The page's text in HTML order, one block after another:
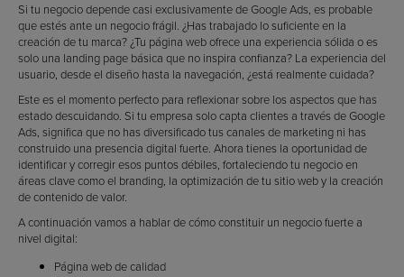
Si tu negocio depende casi exclusivamente de Google Ads, es probable
que estés ante un negocio frágil. ¿Has trabajado lo suficiente en la
creación de tu marca? ¿Tu página web ofrece una experiencia sólida o es
solo una landing page básica que no inspira confianza? La experiencia del
usuario, desde el diseño hasta la navegación, ¿está realmente cuidada?
Este es el momento perfecto para reflexionar sobre los aspectos que has
estado descuidando. Si tu empresa solo capta clientes a través de Google
Ads, significa que no has diversificado tus canales de marketing ni has
construido una presencia digital fuerte. Ahora tienes la oportunidad de
identificar y corregir esos puntos débiles, fortaleciendo tu negocio en
áreas clave como el branding, la optimización de tu sitio web y la creación
de contenido de valor.
A continuación vamos a hablar de cómo constituir un negocio fuerte a
nivel digital:
Página web de calidad